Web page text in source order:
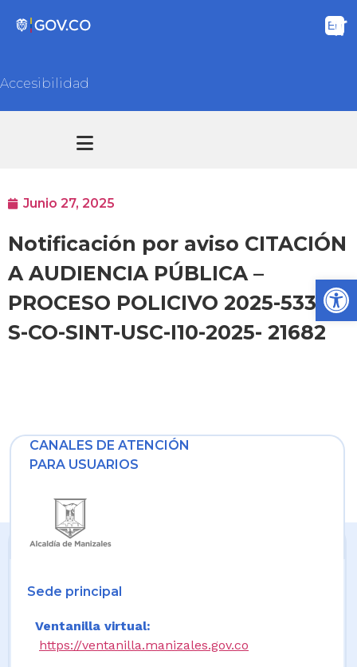
Accesibilidad
Junio 27, 2025
Notificación por aviso CITACIÓN
A AUDIENCIA PÚBLICA –
PROCESO POLICIVO 2025-5337
S-CO-SINT-USC-I10-2025- 21682
CANALES DE ATENCIÓN
PARA USUARIOS
Sede principal
Ventanilla virtual:
https://ventanilla.manizales.gov.co